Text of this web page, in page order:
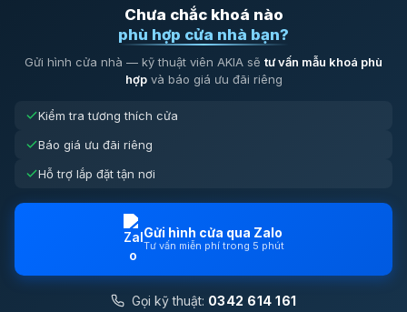
Chưa chắc khoá nào
phù hợp cửa nhà bạn?
Gửi hình cửa nhà — kỹ thuật viên AKIA sẽ tư vấn mẫu khoá phù
hợpvà báo giá ưu đãi riêng
Kiểm tra tương thích cửa
Báo giá ưu đãi riêng
Hỗ trợ lắp đặt tận nơi
Gửi hình cửa qua Zalo
Tư vấn miễn phí trong 5 phút
Gọi kỹ thuật: 0342 614 161
nhật ký ra vào nhà, cài đặt từ xa, thì bạn có thể liên kết với các sản
phẩm thông minh khác thông qua Bluetooth và WIFI.
LÕI KHÓA CLASS C
cách mở khóa tối tân : Mã số, Vân tay, Ứng dụng trên SmartPhone
nhưng Xiaomi vẫn trang bị cho sản phẩm ổ khóa truyền thống sử dụng
trong trường hợp khẩn cấp với Lõi khóa cao cấp Class C mang lại độ
bảo mật cao nhất.